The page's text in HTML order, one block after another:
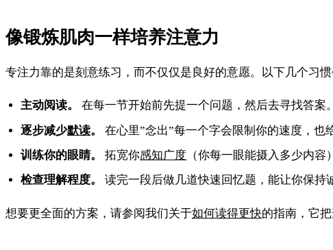
像锻炼肌肉一样培养注意力
专注力靠的是刻意练习，而不仅仅是良好的意愿。以下几个习
主动阅读。
在每一节开始前先提一个问题，然后去寻找答案
逐步减少默读。
在心里”念出”每一个字会限制你的速度，也
训练你的眼睛。
拓宽你感知广度 （你每一眼能摄入多少内
检查理解程度。
读完一段后做几道快速回忆题，能让你保持
想要更全面的方案，请参阅我们关于如何读得更快的指南，它